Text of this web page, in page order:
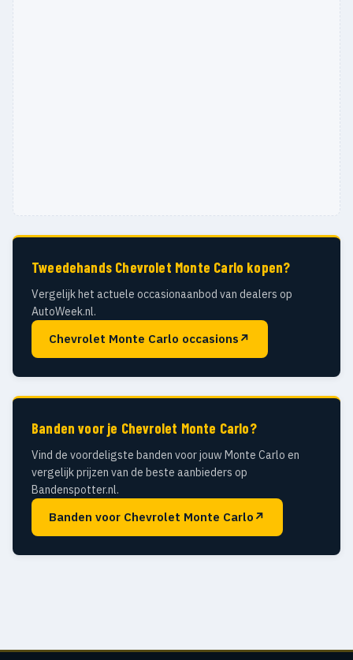
Tweedehands Chevrolet Monte Carlo kopen?
Vergelijk het actuele occasionaanbod van dealers op
AutoWeek.nl.
Chevrolet Monte Carlo occasions ↗
Banden voor je Chevrolet Monte Carlo?
Vind de voordeligste banden voor jouw Monte Carlo en
vergelijk prijzen van de beste aanbieders op
Bandenspotter.nl.
Banden voor Chevrolet Monte Carlo ↗